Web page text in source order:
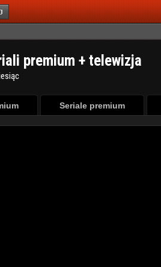
premium + telewizja
Seriale premium